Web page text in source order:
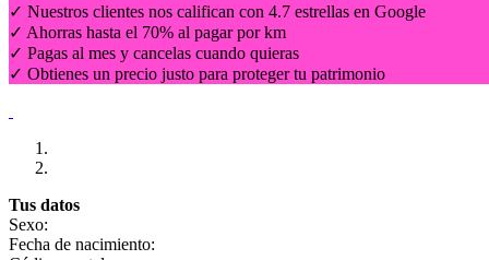
✓ Nuestros clientes nos califican con 4.7 estrellas en Google
✓ Ahorras hasta el 70% al pagar por km
✓ Pagas al mes y cancelas cuando quieras
✓ Obtienes un precio justo para proteger tu patrimonio
Tus datos
Sexo:
Fecha de nacimiento: